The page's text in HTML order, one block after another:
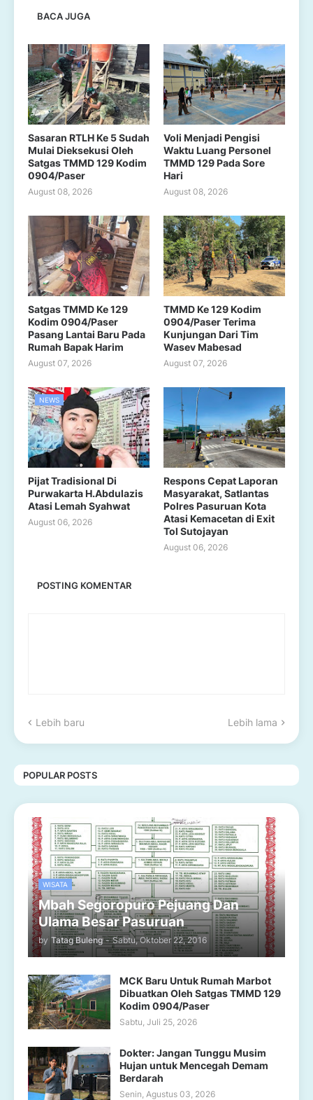
BACA JUGA
Sasaran RTLH Ke 5 Sudah
Mulai Dieksekusi Oleh
Satgas TMMD 129 Kodim
0904/Paser
August 08, 2026
Voli Menjadi Pengisi
Waktu Luang Personel
TMMD 129 Pada Sore
Hari
August 08, 2026
Satgas TMMD Ke 129
Kodim 0904/Paser
Pasang Lantai Baru Pada
Rumah Bapak Harim
August 07, 2026
TMMD Ke 129 Kodim
0904/Paser Terima
Kunjungan Dari Tim
Wasev Mabesad
August 07, 2026
NEWS
Pijat Tradisional Di
Purwakarta H.Abdulazis
Atasi Lemah Syahwat
August 06, 2026
Respons Cepat Laporan
Masyarakat, Satlantas
Polres Pasuruan Kota
Atasi Kemacetan di Exit
Tol Sutojayan
August 06, 2026
POSTING KOMENTAR
Lebih baru Lebih lama
POPULAR POSTS
WISATA
Mbah Segoropuro Pejuang Dan
Ulama Besar Pasuruan
by Tatag Buleng - Sabtu, Oktober 22, 2016
MCK Baru Untuk Rumah Marbot
Dibuatkan Oleh Satgas TMMD 129
Kodim 0904/Paser
Sabtu, Juli 25, 2026
Dokter: Jangan Tunggu Musim
Hujan untuk Mencegah Demam
Berdarah
Senin, Agustus 03, 2026